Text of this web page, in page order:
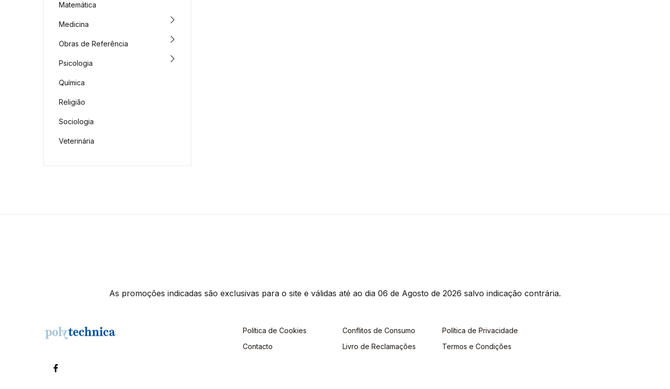
Matemática
Medicina
Obras de Referência
Psicologia
Química
Religião
Sociologia
Veterinária
As promoções indicadas são exclusivas para o site e válidas até ao dia 06 de Agosto de 2026 salvo indicação contrária.
Política de Cookies
Contacto
Conflitos de Consumo
Livro de Reclamações
Política de Privacidade
Termos e Condições